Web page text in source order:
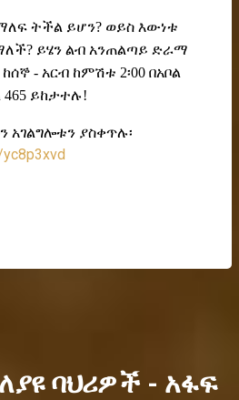
ትችል ይሆን? ወይስ እውነቱ
ይሄን ልብ አንጠልጣይ ድራማ
- አርብ ከምሽቱ 2፡00 በአቦል
ይከታተሉ!
አገልግሎቱን ያስቀጥሉ፡
ባህሪዎች - አፋፍ